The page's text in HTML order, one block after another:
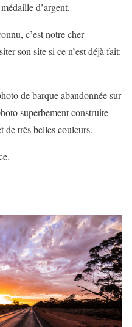
d’argent.
c’est notre cher
son site si ce n’est déjà fait:
de barque abandonnée sur
superbement construite
de très belles couleurs.